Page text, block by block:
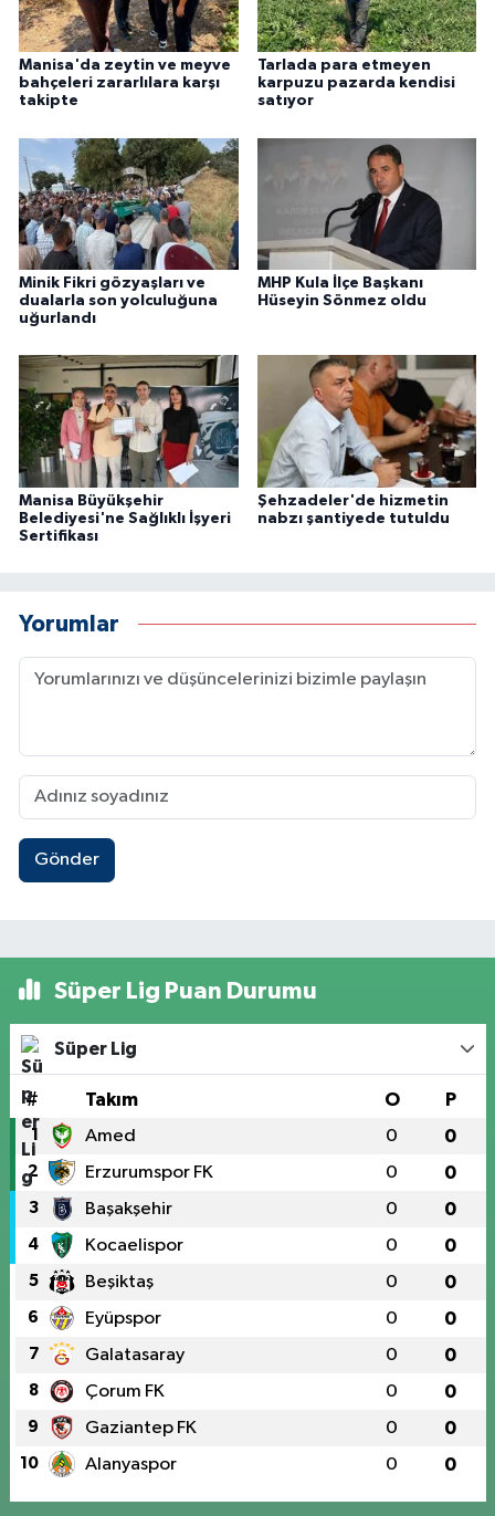
Manisa'da zeytin ve meyve
bahçeleri zararlılara karşı
takipte
Tarlada para etmeyen
karpuzu pazarda kendisi
satıyor
Minik Fikri gözyaşları ve
dualarla son yolculuğuna
uğurlandı
MHP Kula İlçe Başkanı
Hüseyin Sönmez oldu
Manisa Büyükşehir
Belediyesi'ne Sağlıklı İşyeri
Sertifikası
Şehzadeler'de hizmetin
nabzı şantiyede tutuldu
Yorumlar
Gönder
Süper Lig Puan Durumu
Süper Lig
# Takım O P
1 Amed 0 0
2 Erzurumspor FK 0 0
3 Başakşehir 0 0
4 Kocaelispor 0 0
5 Beşiktaş 0 0
6 Eyüpspor 0 0
7 Galatasaray 0 0
8 Çorum FK 0 0
9 Gaziantep FK 0 0
10 Alanyaspor 0 0